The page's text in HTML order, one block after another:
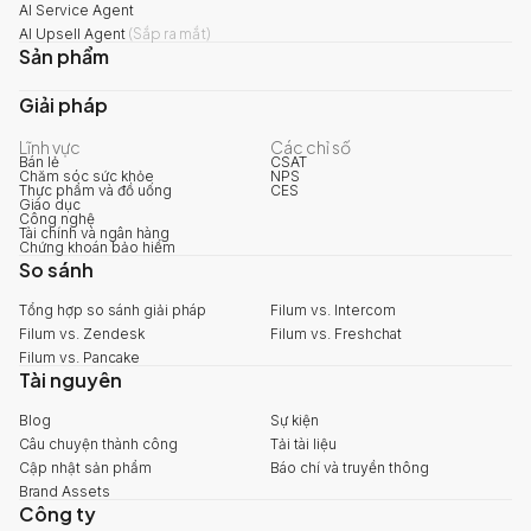
AI Service Agent
AI Upsell Agent (Sắp ra mắt)
Sản phẩm
Giải pháp
Lĩnh vực
Bán lẻ
Chăm sóc sức khỏe
Thực phẩm và đồ uống
Giáo dục
Công nghệ
Tài chính và ngân hàng
Chứng khoán bảo hiểm
Các chỉ số
CSAT
NPS
CES
So sánh
Tổng hợp so sánh giải pháp
Filum vs. Intercom
Filum vs. Zendesk
Filum vs. Freshchat
Filum vs. Pancake
Tài nguyên
Blog
Sự kiện
Câu chuyện thành công
Tải tài liệu
Cập nhật sản phẩm
Báo chí và truyền thông
Brand Assets
Công ty